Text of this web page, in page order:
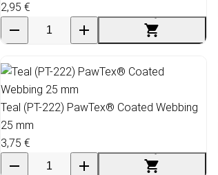
2,95 €
Teal (PT-222) PawTex® Coated Webbing
25 mm
3,75 €